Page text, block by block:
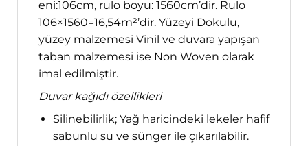
eni:106cm, rulo boyu: 1560cm’dir. Rulo
106×1560=16,54m²’dir. Yüzeyi Dokulu,
yüzey malzemesi Vinil ve duvara yapışan
taban malzemesi ise Non Woven olarak
imal edilmiştir.
Duvar kağıdı özellikleri
Silinebilirlik; Yağ haricindeki lekeler hafif
sabunlu su ve sünger ile çıkarılabilir.